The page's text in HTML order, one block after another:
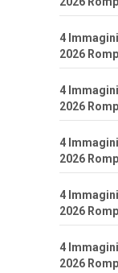
4
2026
4
2026
4
2026
4
2026
4
2026